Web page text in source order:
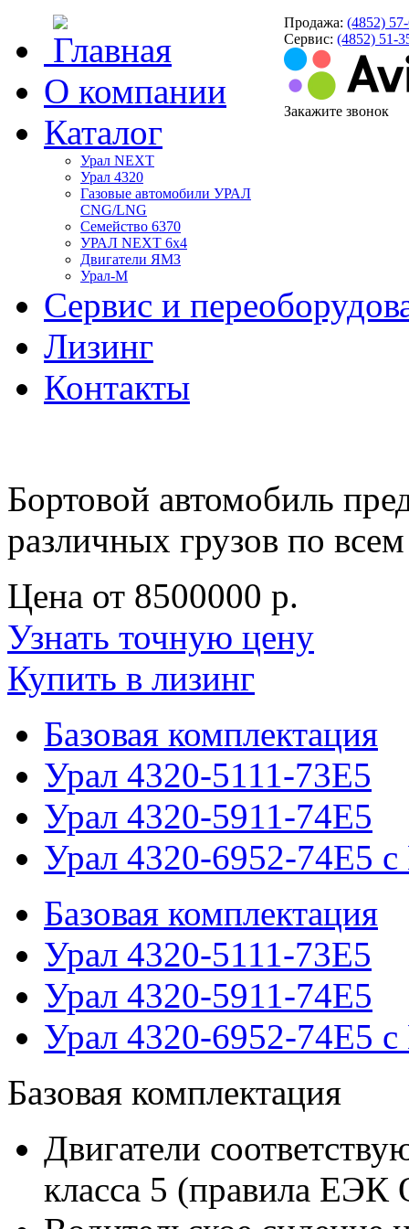
Продажа: (4852)
Сервис: (4852) 51-
Закажите звонок
О компании
Каталог
Урал NEXT
Урал 4320
Газовые автомобили УРАЛ
CNG/LNG
Семейство 6370
УРАЛ NEXT 6х4
Двигатели ЯМЗ
Урал-М
Сервис и
Лизинг
Контакты
Бортовой автомобиль
различных грузов по
Цена от 8500000 р.
Узнать точную цену
Купить в лизинг
Базовая комплектация
Урал 4320-5111-73E5
Урал 4320-5911-74Е5
Урал 4320-6952-74Е5
Базовая комплектация
Урал 4320-5111-73E5
Урал 4320-5911-74Е5
Урал 4320-6952-74Е5
Базовая комплектация
Двигатели
класса 5 (правила